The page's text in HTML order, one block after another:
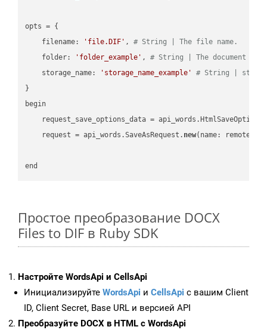
opts = {
    filename:
'file.DIF' , # String | The file name.
    folder:
'folder_example' , # String | The document
    storage_name:
'storage_name_example'
# String |
}
begin
request_save_options_data =
    request = api_words.SaveAsRequest.
new(name:
Простое преобразование DOCX
Files to DIF в Ruby SDK
Настройте WordsApi и CellsApi
Инициализируйте WordsApi и CellsApi с вашим Client
ID, Client Secret, Base URL и версией API
Преобразуйте DOCX в HTML с WordsApi